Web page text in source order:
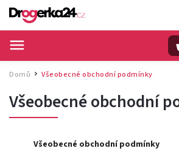
Domů / Všeobecné obchodní podmínky
Všeobecné obchodní
Všeobecné obchodní podmínky